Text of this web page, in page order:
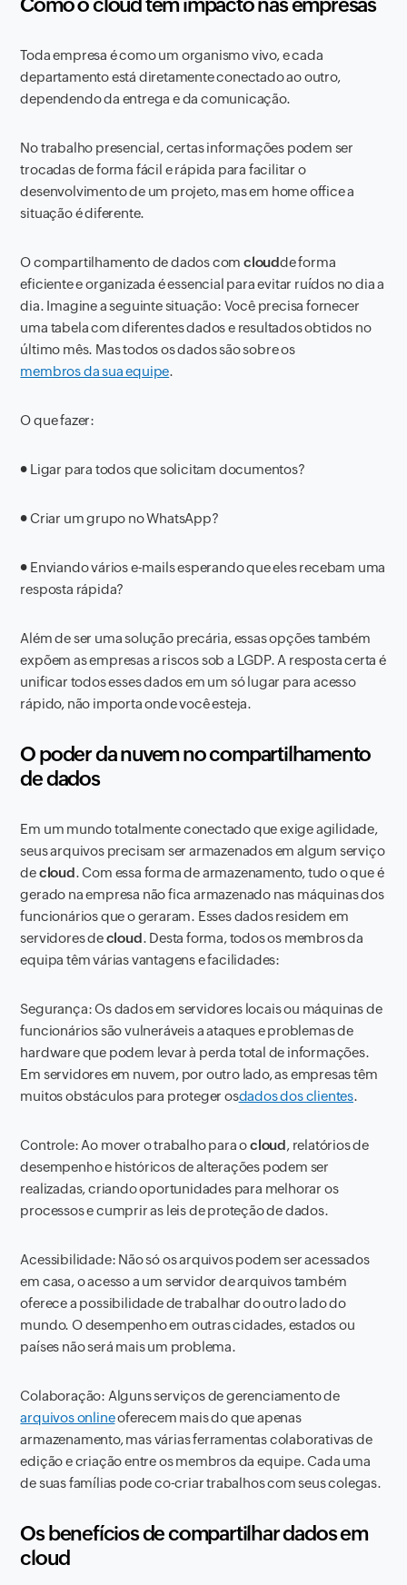
Como o cloud tem impacto nas empresas
Toda empresa é como um organismo vivo, e cada
departamento está diretamente conectado ao outro,
dependendo da entrega e da comunicação.
No trabalho presencial, certas informações podem ser
trocadas de forma fácil e rápida para facilitar o
desenvolvimento de um projeto, mas em home office a
situação é diferente.
O compartilhamento de dados comcloudde forma
eficiente e organizada é essencial para evitar ruídos no dia a
dia. Imagine a seguinte situação: Você precisa fornecer
uma tabela com diferentes dados e resultados obtidos no
último mês. Mas todos os dados são sobre os
membros da sua equipe.
O que fazer:
● Ligar para todos que solicitam documentos?
●Criar um grupo no WhatsApp?
● Enviando vários e-mails esperando que eles recebam uma
resposta rápida?
Além de ser uma solução precária, essas opções também
expõem as empresas a riscos sob a LGDP. A resposta certa é
unificar todos esses dados em um só lugar para acesso
rápido, não importa onde você esteja.
O poder da nuvem no compartilhamento
de dados
Em um mundo totalmente conectado que exige agilidade,
seus arquivos precisam ser armazenados em algum serviço
decloud. Com essa forma de armazenamento, tudo o que é
gerado na empresa não fica armazenado nas máquinas dos
funcionários que o geraram. Esses dados residem em
servidores decloud. Desta forma, todos os membros da
equipa têm várias vantagens e facilidades:
Segurança: Os dados em servidores locais ou máquinas de
funcionários são vulneráveis ​​a ataques e problemas de
hardware que podem levar à perda total de informações.
Em servidores em nuvem, por outro lado, as empresas têm
muitos obstáculos para proteger osdados dos clientes.
Controle: Ao mover o trabalho para ocloud, relatórios de
desempenho e históricos de alterações podem ser
realizadas, criando oportunidades para melhorar os
processos e cumprir as leis de proteção de dados.
Acessibilidade: Não só os arquivos podem ser acessados ​​
em casa, o acesso a um servidor de arquivos também
oferece a possibilidade de trabalhar do outro lado do
mundo. O desempenho em outras cidades, estados ou
países não será mais um problema.
Colaboração: Alguns serviços de gerenciamento de
arquivos onlineoferecem mais do que apenas
armazenamento, mas várias ferramentas colaborativas de
edição e criação entre os membros da equipe. Cada uma
de suas famílias pode co-criar trabalhos com seus colegas.
Os benefícios de compartilhar dados em
cloud